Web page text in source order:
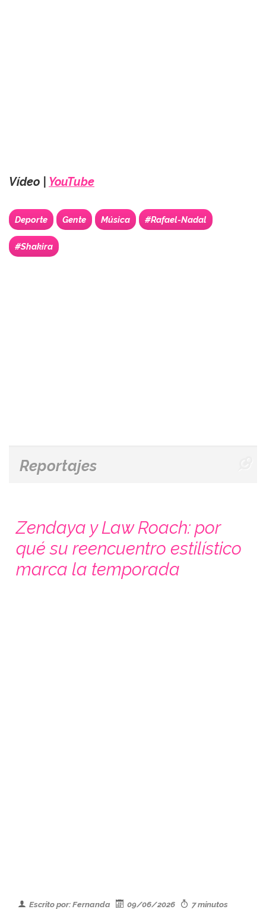
Vídeo | YouTube
Deporte Gente Música #Rafael-Nadal
#Shakira
Reportajes
Zendaya y Law Roach: por
qué su reencuentro estilístico
marca la temporada
Escrito por: Fernanda 09/06/2026 7 minutos